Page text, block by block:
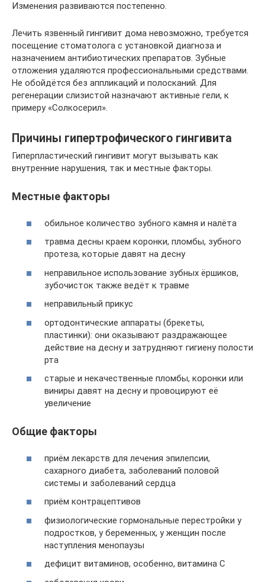
Изменения развиваются постепенно.
Лечить язвенный гингивит дома невозможно, требуется
посещение стоматолога с установкой диагноза и
назначением антибиотических препаратов. Зубные
отложения удаляются профессиональными средствами.
Не обойдётся без аппликаций и полосканий. Для
регенерации слизистой назначают активные гели, к
примеру «Солкосерил».
Причины гипертрофического гингивита
Гиперпластический гингивит могут вызывать как
внутренние нарушения, так и местные факторы.
Местные факторы
обильное количество зубного камня и налёта
травма десны краем коронки, пломбы, зубного
протеза, которые давят на десну
неправильное использование зубных ёршиков,
зубочисток также ведёт к травме
неправильный прикус
ортодонтические аппараты (брекеты,
пластинки): они оказывают раздражающее
действие на десну и затрудняют гигиену полости
рта
старые и некачественные пломбы, коронки или
виниры давят на десну и провоцируют её
увеличение
Общие факторы
приём лекарств для лечения эпилепсии,
сахарного диабета, заболеваний половой
системы и заболеваний сердца
приём контрацептивов
физиологические гормональные перестройки у
подростков, у беременных, у женщин после
наступления менопаузы
дефицит витаминов, особенно, витамина С